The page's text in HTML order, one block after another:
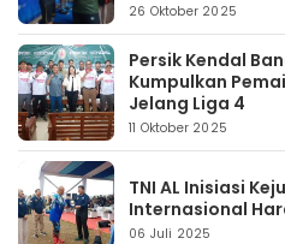
26 Oktober 2025
Persik Kendal
Kumpulkan
Jelang Liga 4
11 Oktober 2025
TNI AL Inisiasi
Internasional
06 Juli 2025